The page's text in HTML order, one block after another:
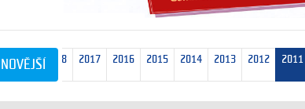
2020 2018 2017 2016 2015 2014 2013 2012 2011
NOVĚJŠÍ